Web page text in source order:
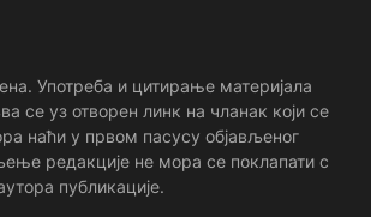
Употреба и цитирање материјала
се уз отворен линк на чланак који се
наћи у првом пасусу објављеног
редакције не мора се поклапати с
публикације.